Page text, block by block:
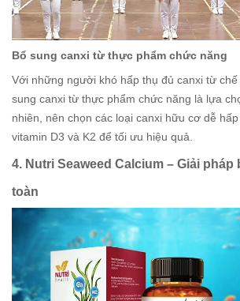
Bổ sung canxi từ thực phẩm chức năng
Với những người khó hấp thụ đủ canxi từ
sung canxi từ thực phẩm chức năng là lựa
nhiên, nên chọn các loại canxi hữu cơ dễ
vitamin D3 và K2 để tối ưu hiệu quả.
4. Nutri Seaweed Calcium – Giải
toàn